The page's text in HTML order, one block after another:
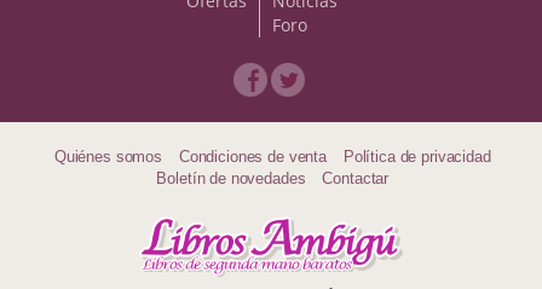
Papás, Mamás, Bebés...
Foro
Quiénes somos Condiciones de venta
Política de privacidad
Boletín de novedades
Contactar